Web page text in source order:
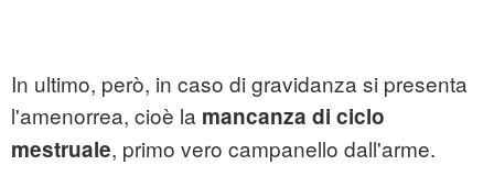
In ultimo, però, in caso di gravidanza si presenta
l'amenorrea, cioè la mancanza di ciclo
mestruale, primo vero campanello dall'arme.